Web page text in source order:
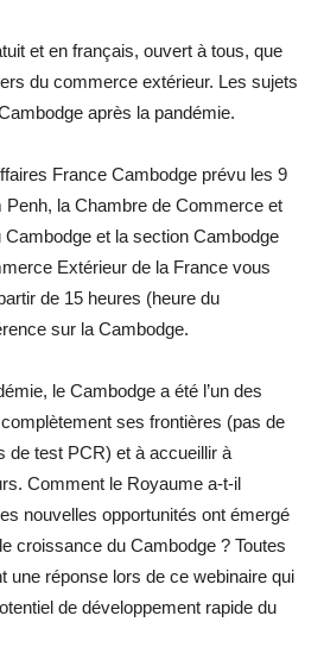
et en français, ouvert à tous, que
du commerce extérieur. Les sujets
après la pandémie.
France Cambodge prévu les 9
Penh, la Chambre de Commerce et
Cambodge et la section Cambodge
Extérieur de la France vous
de 15 heures (heure du
sur la Cambodge.
le Cambodge a été l’un des
ses frontières (pas de
de test PCR) et à accueillir à
Comment le Royaume a-t-il
nouvelles opportunités ont émergé
croissance du Cambodge ? Toutes
une réponse lors de ce webinaire qui
de développement rapide du